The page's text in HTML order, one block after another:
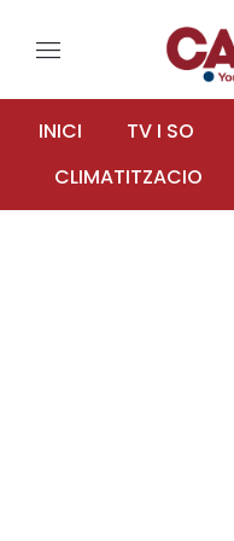
menu
INICI TV I SO
CLIMATITZACIO